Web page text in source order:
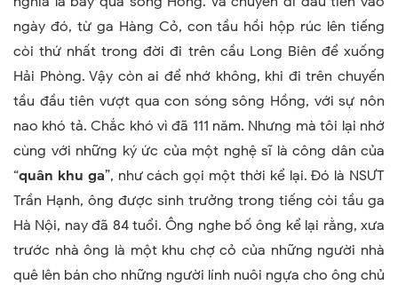
ngày đó, từ ga Hàng Cỏ, con tầu hồi hộp rúc lên tiếng
còi thứ nhất trong đời đi trên cầu Long Biên để xuống
Hải Phòng. Vậy còn ai để nhớ không, khi đi trên chuyến
tầu đầu tiên vượt qua con sóng sông Hồng, với sự nôn
nao khó tả. Chắc khó vì đã 111 năm. Nhưng mà tôi lại nhớ
cùng với những ký ức của một nghệ sĩ là công dân của
“quân khu ga”, như cách gọi một thời kể lại. Đó là NSƯT
Trần Hạnh, ông được sinh trưởng trong tiếng còi tầu ga
Hà Nội, nay đã 84 tuổi. Ông nghe bố ông kể lại rằng, xưa
trước nhà ông là một khu chợ cỏ của những người nhà
quê lên bán cho những người lính nuôi ngựa cho ông chủ